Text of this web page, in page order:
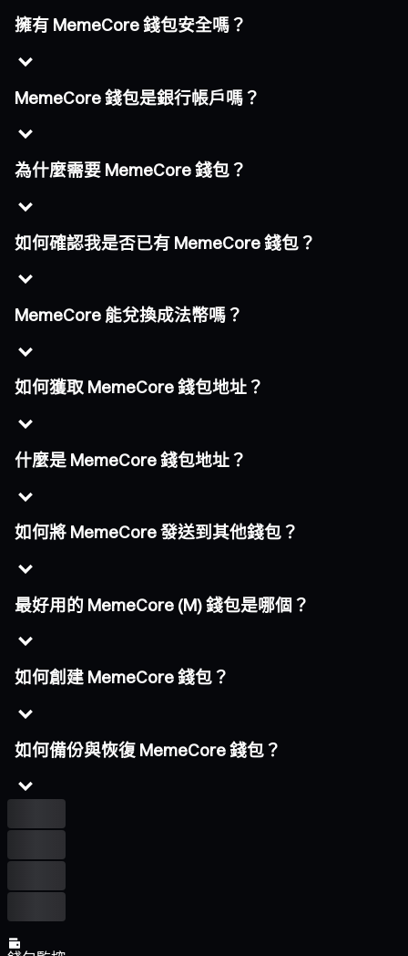
擁有 MemeCore 錢包安全嗎？
MemeCore 錢包是銀行帳戶嗎？
為什麼需要 MemeCore 錢包？
如何確認我是否已有 MemeCore 錢包？
MemeCore 能兌換成法幣嗎？
如何獲取 MemeCore 錢包地址？
什麼是 MemeCore 錢包地址？
如何將 MemeCore 發送到其他錢包？
最好用的 MemeCore (M) 錢包是哪個？
如何創建 MemeCore 錢包？
如何備份與恢復 MemeCore 錢包？